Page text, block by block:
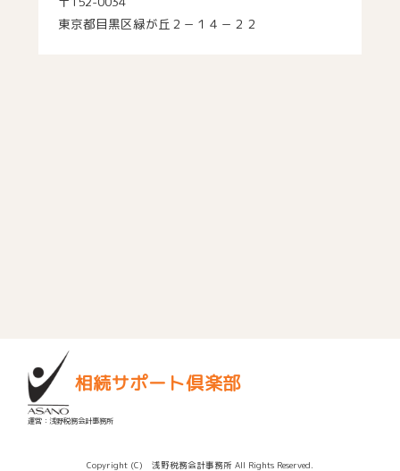
東京都目黒区緑が丘２－１４－２２
相続サポート倶楽部
運営：浅野税務会計事務所
Copyright (C) 浅野税務会計事務所 All Rights Reserved.